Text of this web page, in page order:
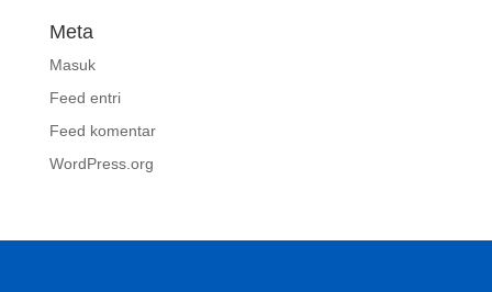
Meta
Masuk
Feed entri
Feed komentar
WordPress.org